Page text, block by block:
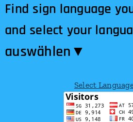
Find sign language
and select your
auswählen​▼
Select